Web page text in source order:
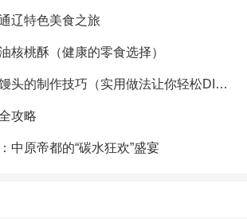
骤，大家就可以轻松地制作出美味又
辽特色美食之旅
核桃酥（健康的零食选择）
掌握以惨叫鸡馒头的制作技巧（实用做法让你轻松DIY）
攻略
中原帝都的“碳水狂欢”盛宴